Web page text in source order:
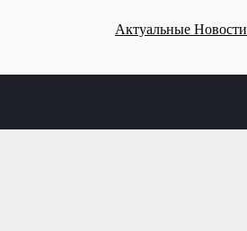
Актуальные Новости